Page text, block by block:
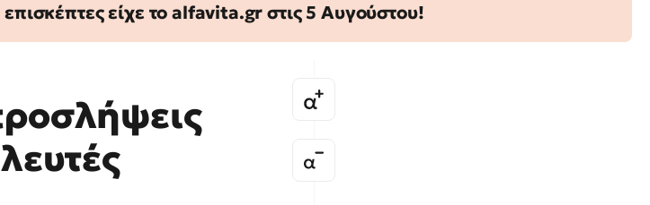
είχε το alfavita.gr στις 5 Αυγούστου!